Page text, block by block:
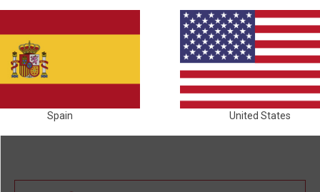
Spain United States